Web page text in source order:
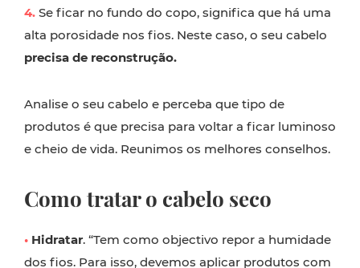
4. Se ficar no fundo do copo, significa que há uma
alta porosidade nos fios. Neste caso, o seu cabelo
precisa de reconstrução.
Analise o seu cabelo e perceba que tipo de
produtos é que precisa para voltar a ficar luminoso
e cheio de vida. Reunimos os melhores conselhos.
Como tratar o cabelo seco
• Hidratar. “Tem como objectivo repor a humidade
dos fios. Para isso, devemos aplicar produtos com